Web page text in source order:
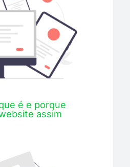
é e porque
assim